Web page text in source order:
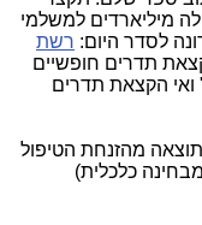
מיליארדים למשלמי
לסדר היום: רשת
תדרים חופשיים
ואי הקצאת תדרים
מהזנחת הטיפול
כלכלית)